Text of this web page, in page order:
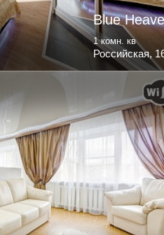
Blue
1 комн. кв
Российская,